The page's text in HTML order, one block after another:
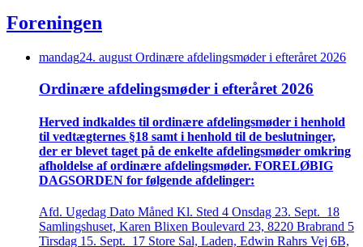
Foreningen
mandag24. august Ordinære afdelings­møder i efteråret 2026
Ordinære afdelings­møder i efteråret 2026
Herved indkaldes til ordinære afdelings­møder i henhold
til vedtægternes §18 samt i henhold til de beslutninger,
der er blevet taget på de enkelte afdelings­møder omkring
afholdelse af ordinære afdelings­møder. FORELØBIG
DAGSORDEN for følgende afdelinger:
Afd. Ugedag Dato Måned Kl. Sted 4 Onsdag 23. Sept. 18
Samlingshuset, Karen Blixen Boulevard 23, 8220 Brabrand 5
Tirsdag 15. Sept. 17 Store Sal, Laden, Edwin Rahrs Vej 6B,